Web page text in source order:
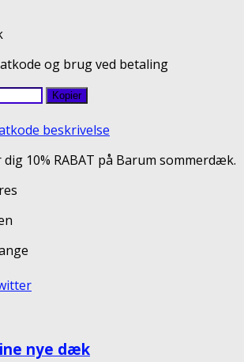
og brug ved betaling
Kopier
beskrivelse
10% RABAT på Barum sommerdæk.
nye dæk